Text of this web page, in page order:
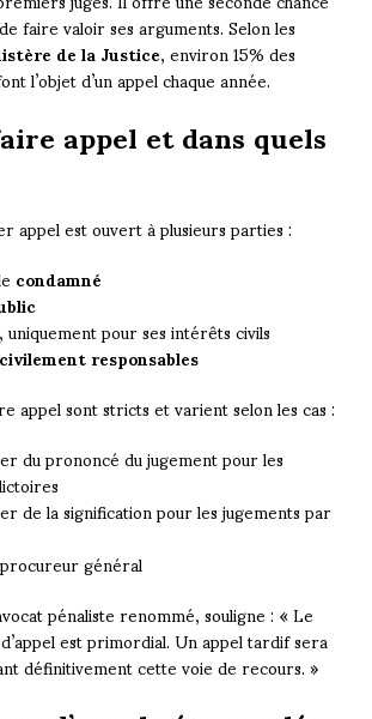
faire valoir ses arguments. Selon les
de la Justice, environ 15% des
l’objet d’un appel chaque année.
appel et dans quels
appel est ouvert à plusieurs parties :
condamné
, uniquement pour ses intérêts civils
responsables
appel sont stricts et varient selon les cas :
du prononcé du jugement pour les
de la signification pour les jugements par
général
pénaliste renommé, souligne : « Le
est primordial. Un appel tardif sera
définitivement cette voie de recours. »